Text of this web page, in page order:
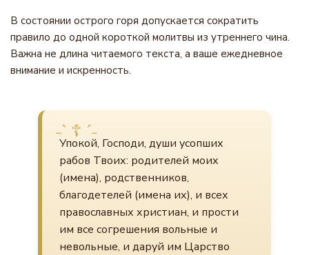
В состоянии острого горя допускается сократить
правило до одной короткой молитвы из утреннего чина.
Важна не длина читаемого текста, а ваше ежедневное
внимание и искренность.
Упокой, Господи, души усопших
рабов Твоих: родителей моих
(имена), родственников,
благодетелей (имена их), и всех
православных христиан, и прости
им все согрешения вольные и
невольные, и даруй им Царство